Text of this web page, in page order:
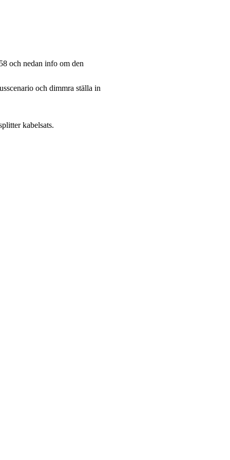
och nedan info om den
och dimmra ställa in
kabelsats.